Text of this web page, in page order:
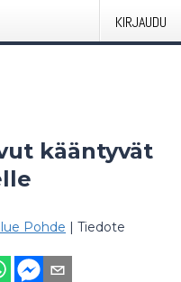
KIRJAUDU
kääntyvät
Pohde | Tiedote